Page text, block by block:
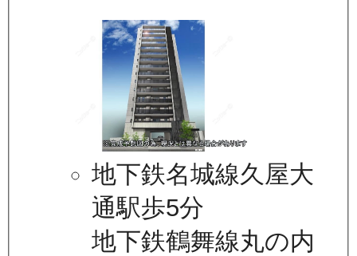
地下鉄名城線久屋大
通駅歩5分
地下鉄鶴舞線丸の内